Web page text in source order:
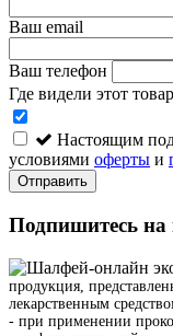
Ваш email
Ваш телефон
Где видели этот
Настоящим
условиями оферты и
Отправить
Подпишитесь на
продукция,
лекарственным
- при применении